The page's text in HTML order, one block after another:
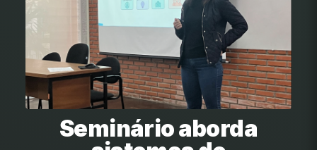
Seminário aborda